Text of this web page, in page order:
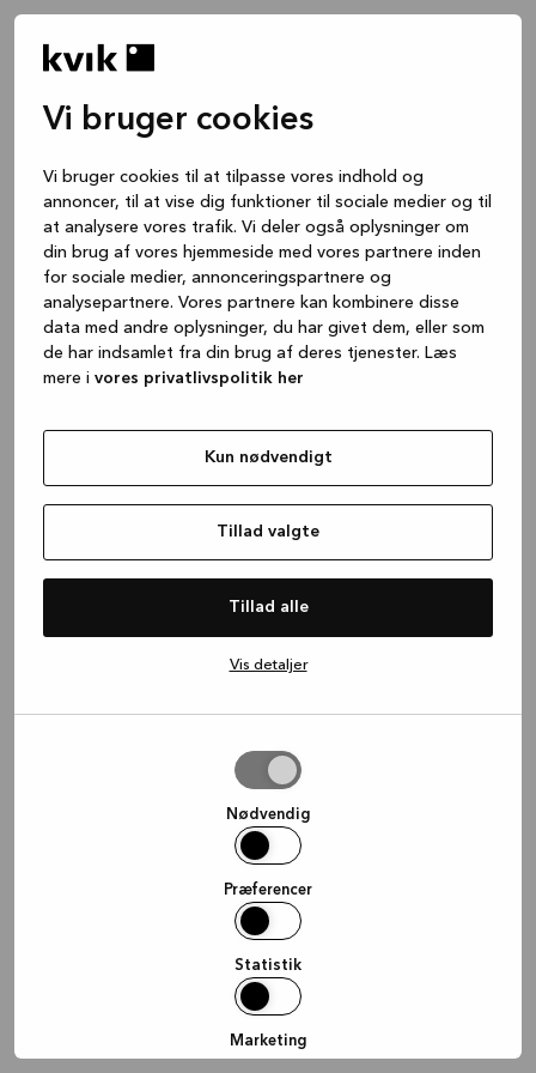
Vi bruger cookies
Vi bruger cookies til at tilpasse vores indhold og
annoncer, til at vise dig funktioner til sociale medier og til
at analysere vores trafik. Vi deler også oplysninger om
din brug af vores hjemmeside med vores partnere inden
for sociale medier, annonceringspartnere og
analysepartnere. Vores partnere kan kombinere disse
data med andre oplysninger, du har givet dem, eller som
de har indsamlet fra din brug af deres tjenester. Læs
mere i vores privatlivspolitik her
Kun nødvendigt
Tillad valgte
Tillad alle
Vis detaljer
Nødvendig
Præferencer
Statistik
Marketing
(see the browser console for more
information).